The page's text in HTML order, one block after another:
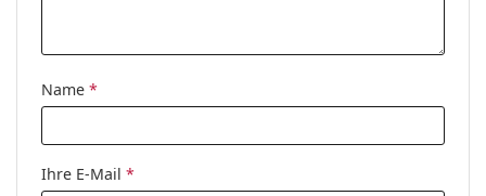
Name *
Ihre E-Mail *